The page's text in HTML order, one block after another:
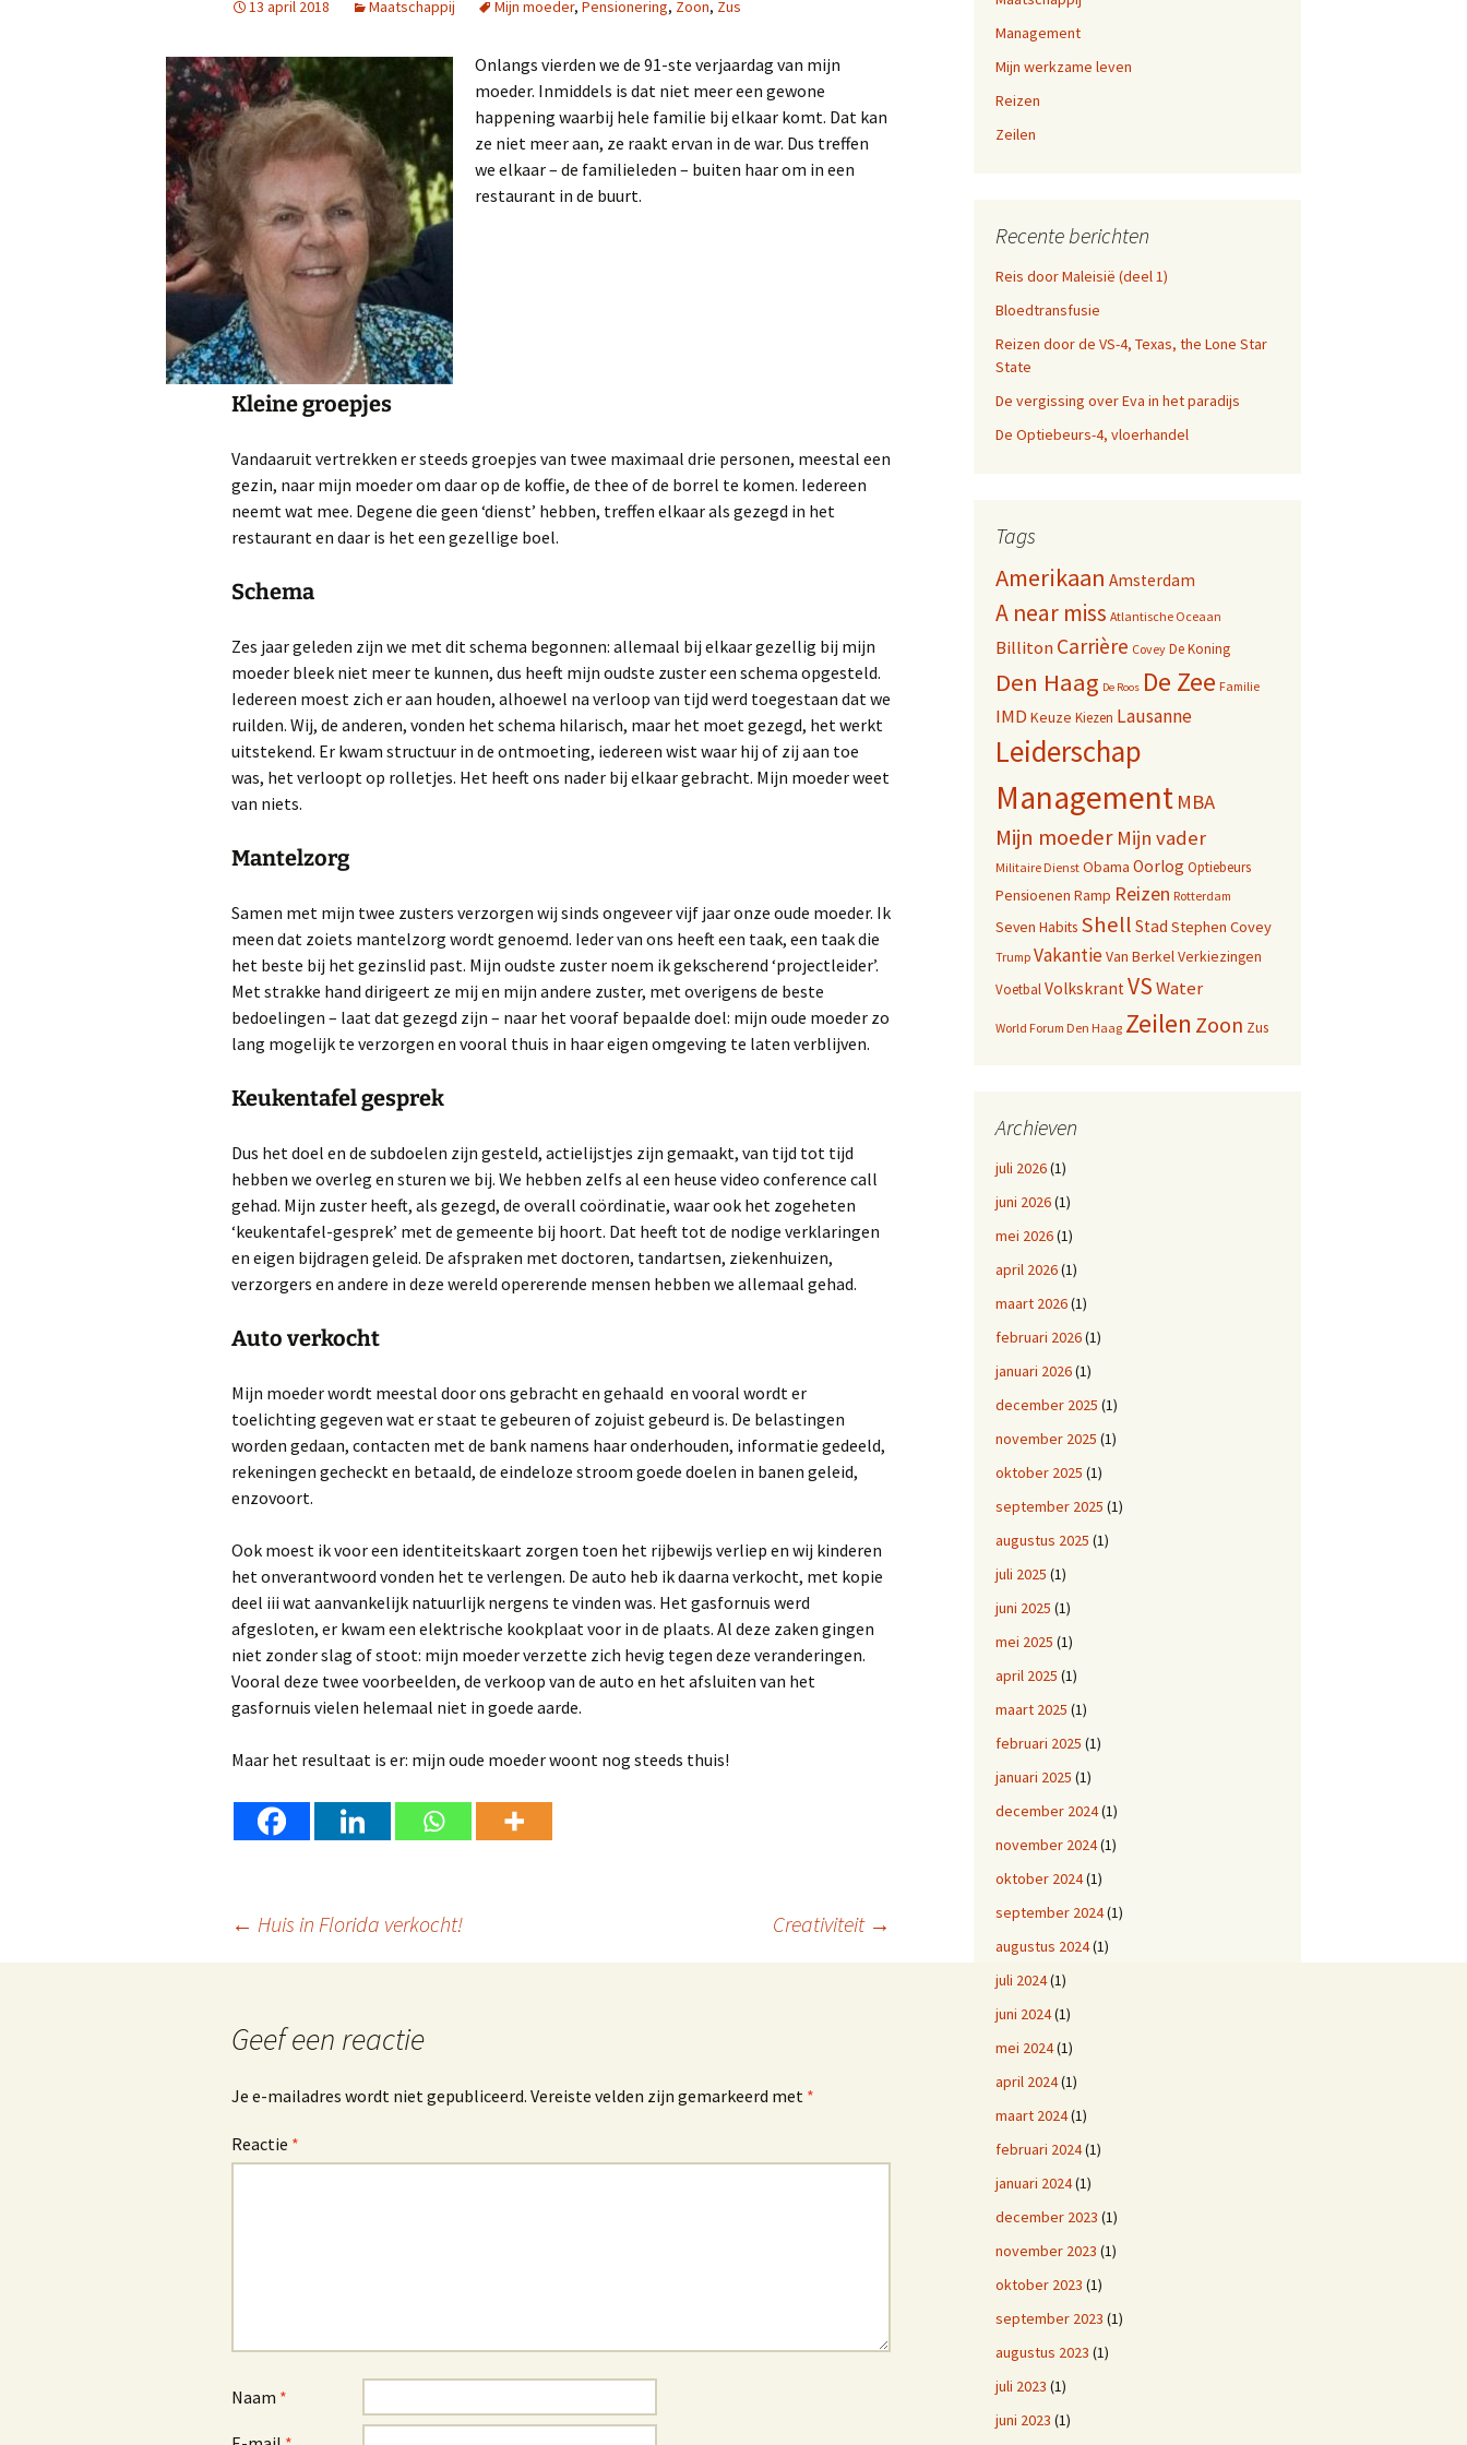
A near miss, verhalen 9,
A near miss, verhalen 5, 6,
7 en 8
Opa-dag
Mijn websites
13 april 2018 Maatschappij Mijn moeder, Pensionering, Zoon, Zus
Onlangs vierden we de 91-ste verjaardag van mijn
moeder. Inmiddels is dat niet meer een gewone
happening waarbij hele familie bij elkaar komt. Dat kan
ze niet meer aan, ze raakt ervan in de war. Dus treffen
we elkaar – de familieleden – buiten haar om in een
restaurant in de buurt.
Kleine groepjes
Vandaaruit vertrekken er steeds groepjes van twee maximaal drie personen, meestal een
gezin, naar mijn moeder om daar op de koffie, de thee of de borrel te komen. Iedereen
neemt wat mee. Degene die geen ‘dienst’ hebben, treffen elkaar als gezegd in het
restaurant en daar is het een gezellige boel.
Schema
Zes jaar geleden zijn we met dit schema begonnen: allemaal bij elkaar gezellig bij mijn
moeder bleek niet meer te kunnen, dus heeft mijn oudste zuster een schema opgesteld.
Iedereen moest zich er aan houden, alhoewel na verloop van tijd werd toegestaan dat we
ruilden. Wij, de anderen, vonden het schema hilarisch, maar het moet gezegd, het werkt
uitstekend. Er kwam structuur in de ontmoeting, iedereen wist waar hij of zij aan toe
was, het verloopt op rolletjes. Het heeft ons nader bij elkaar gebracht. Mijn moeder weet
van niets.
Mantelzorg
Samen met mijn twee zusters verzorgen wij sinds ongeveer vijf jaar onze oude moeder. Ik
meen dat zoiets mantelzorg wordt genoemd. Ieder van ons heeft een taak, een taak die
het beste bij het gezinslid past. Mijn oudste zuster noem ik gekscherend ‘projectleider’.
Met strakke hand dirigeert ze mij en mijn andere zuster, met overigens de beste
bedoelingen – laat dat gezegd zijn – naar het vooraf bepaalde doel: mijn oude moeder zo
lang mogelijk te verzorgen en vooral thuis in haar eigen omgeving te laten verblijven.
Keukentafel gesprek
Dus het doel en de subdoelen zijn gesteld, actielijstjes zijn gemaakt, van tijd tot tijd
hebben we overleg en sturen we bij. We hebben zelfs al een heuse video conference call
gehad. Mijn zuster heeft, als gezegd, de overall coördinatie, waar ook het zogeheten
‘keukentafel-gesprek’ met de gemeente bij hoort. Dat heeft tot de nodige verklaringen
en eigen bijdragen geleid. De afspraken met doctoren, tandartsen, ziekenhuizen,
verzorgers en andere in deze wereld opererende mensen hebben we allemaal gehad.
Auto verkocht
Mijn moeder wordt meestal door ons gebracht en gehaald en vooral wordt er
toelichting gegeven wat er staat te gebeuren of zojuist gebeurd is. De belastingen
worden gedaan, contacten met de bank namens haar onderhouden, informatie gedeeld,
rekeningen gecheckt en betaald, de eindeloze stroom goede doelen in banen geleid,
enzovoort.
Ook moest ik voor een identiteitskaart zorgen toen het rijbewijs verliep en wij kinderen
het onverantwoord vonden het te verlengen. De auto heb ik daarna verkocht, met kopie
deel iii wat aanvankelijk natuurlijk nergens te vinden was. Het gasfornuis werd
afgesloten, er kwam een elektrische kookplaat voor in de plaats. Al deze zaken gingen
niet zonder slag of stoot: mijn moeder verzette zich hevig tegen deze veranderingen.
Vooral deze twee voorbeelden, de verkoop van de auto en het afsluiten van het
gasfornuis vielen helemaal niet in goede aarde.
Maar het resultaat is er: mijn oude moeder woont nog steeds thuis!
Berichtnavigatie
← Huis in Florida verkocht! Creativiteit →
Geef een reactie
Je e-mailadres wordt niet gepubliceerd. Vereiste velden zijn gemarkeerd met *
Reactie *
Naam *
Management
Mijn werkzame leven
Reizen
Zeilen
Recente berichten
Reis door Maleisië (deel 1)
Bloedtransfusie
Reizen door de VS-4, Texas, the Lone Star
State
De vergissing over Eva in het paradijs
De Optiebeurs-4, vloerhandel
Tags
Amerikaan Amsterdam
A near miss Atlantische Oceaan
BillitonCarrière Covey De Koning
Den Haag De Roos De Zee Familie
IMD Keuze Kiezen Lausanne
Leiderschap
Management MBA
Mijn moeder Mijn vader
Militaire Dienst Obama Oorlog Optiebeurs
Pensioenen Ramp Reizen Rotterdam
Seven Habits Shell Stad Stephen Covey
Trump VakantieVan BerkelVerkiezingen
VoetbalVolkskrantVSWater
World Forum Den Haag Zeilen Zoon Zus
Archieven
juli 2026(1)
juni 2026(1)
mei 2026(1)
april 2026(1)
maart 2026(1)
februari 2026(1)
januari 2026(1)
december 2025 (1)
november 2025 (1)
oktober 2025 (1)
september 2025 (1)
augustus 2025 (1)
juli 2025 (1)
juni 2025 (1)
mei 2025 (1)
april 2025 (1)
maart 2025 (1)
februari 2025 (1)
januari 2025 (1)
december 2024(1)
november 2024(1)
oktober 2024(1)
september 2024(1)
augustus 2024(1)
juli 2024(1)
juni 2024(1)
mei 2024(1)
april 2024(1)
maart 2024(1)
februari 2024(1)
januari 2024(1)
december 2023 (1)
november 2023 (1)
oktober 2023 (1)
september 2023 (1)
augustus 2023 (1)
juli 2023 (1)
juni 2023 (1)